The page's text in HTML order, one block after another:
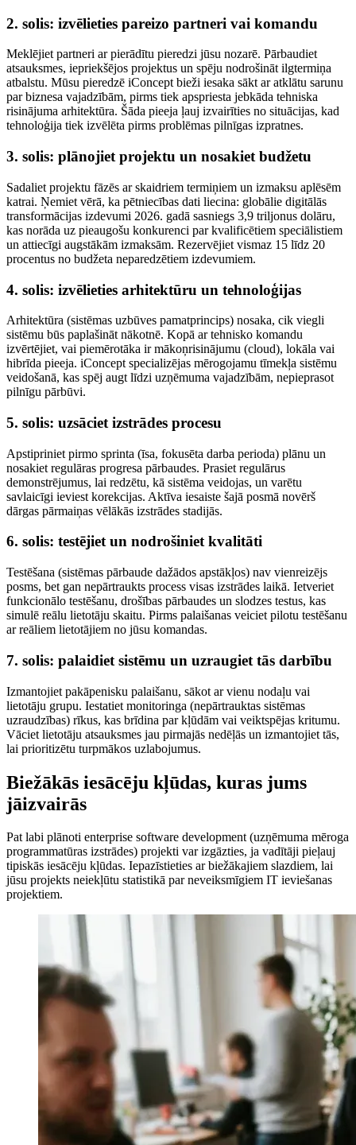
2. solis: izvēlieties pareizo partneri vai komandu
Meklējiet partneri ar pierādītu pieredzi jūsu nozarē. Pārbaudiet
atsauksmes, iepriekšējos projektus un spēju nodrošināt ilgtermiņa
atbalstu. Mūsu pieredzē iConcept bieži iesaka sākt ar atklātu sarunu
par biznesa vajadzībām, pirms tiek apspriesta jebkāda tehniska
risinājuma arhitektūra. Šāda pieeja ļauj izvairīties no situācijas, kad
tehnoloģija tiek izvēlēta pirms problēmas pilnīgas izpratnes.
3. solis: plānojiet projektu un nosakiet budžetu
Sadaliet projektu fāzēs ar skaidriem termiņiem un izmaksu aplēsēm
katrai. Ņemiet vērā, ka pētniecības dati liecina: globālie digitālās
transformācijas izdevumi 2026. gadā sasniegs 3,9 triljonus dolāru,
kas norāda uz pieaugošu konkurenci par kvalificētiem speciālistiem
un attiecīgi augstākām izmaksām. Rezervējiet vismaz 15 līdz 20
procentus no budžeta neparedzētiem izdevumiem.
4. solis: izvēlieties arhitektūru un tehnoloģijas
Arhitektūra (sistēmas uzbūves pamatprincips) nosaka, cik viegli
sistēmu būs paplašināt nākotnē. Kopā ar tehnisko komandu
izvērtējiet, vai piemērotāka ir mākoņrisinājumu (cloud), lokāla vai
hibrīda pieeja. iConcept specializējas mērogojamu tīmekļa sistēmu
veidošanā, kas spēj augt līdzi uzņēmuma vajadzībām, nepieprasot
pilnīgu pārbūvi.
5. solis: uzsāciet izstrādes procesu
Apstipriniet pirmo sprinta (īsa, fokusēta darba perioda) plānu un
nosakiet regulāras progresa pārbaudes. Prasiet regulārus
demonstrējumus, lai redzētu, kā sistēma veidojas, un varētu
savlaicīgi ieviest korekcijas. Aktīva iesaiste šajā posmā novērš
dārgas pārmaiņas vēlākās izstrādes stadijās.
6. solis: testējiet un nodrošiniet kvalitāti
Testēšana (sistēmas pārbaude dažādos apstākļos) nav vienreizējs
posms, bet gan nepārtraukts process visas izstrādes laikā. Ietveriet
funkcionālo testēšanu, drošības pārbaudes un slodzes testus, kas
simulē reālu lietotāju skaitu. Pirms palaišanas veiciet pilotu testēšanu
ar reāliem lietotājiem no jūsu komandas.
7. solis: palaidiet sistēmu un uzraugiet tās darbību
Izmantojiet pakāpenisku palaišanu, sākot ar vienu nodaļu vai
lietotāju grupu. Iestatiet monitoringa (nepārtrauktas sistēmas
uzraudzības) rīkus, kas brīdina par kļūdām vai veiktspējas kritumu.
Vāciet lietotāju atsauksmes jau pirmajās nedēļās un izmantojiet tās,
lai prioritizētu turpmākos uzlabojumus.
Biežākās iesācēju kļūdas, kuras jums
jāizvairās
Pat labi plānoti enterprise software development (uzņēmuma mēroga
programmatūras izstrādes) projekti var izgāzties, ja vadītāji pieļauj
tipiskās iesācēju kļūdas. Iepazīstieties ar biežākajiem slazdiem, lai
jūsu projekts neiekļūtu statistikā par neveiksmīgiem IT ieviešanas
projektiem.